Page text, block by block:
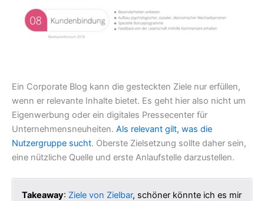
Ein Corporate Blog kann die gesteckten Ziele nur erfüllen,
wenn er relevante Inhalte bietet. Es geht hier also nicht um
Eigenwerbung oder ein digitales Pressecenter für
Unternehmensneuheiten. Als relevant gilt, was die
Nutzergruppe sucht. Oberste Zielsetzung sollte daher sein,
eine nützliche Quelle und erste Anlaufstelle darzustellen.
Takeaway: Ziele von Zielbar, schöner könnte ich es mir